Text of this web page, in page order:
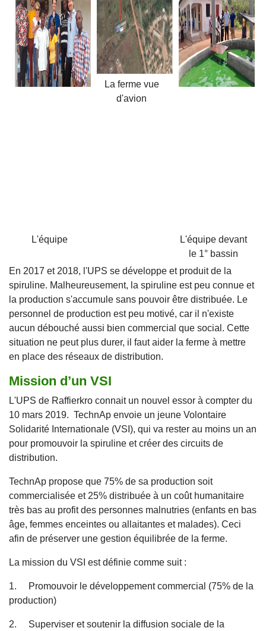
L'équipe
La ferme vue
d'avion
L'équipe devant
le 1° bassin
En 2017 et 2018, l'UPS se développe et produit de la
spiruline. Malheureusement, la spiruline est peu connue et
la production s'accumule sans pouvoir être distribuée. Le
personnel de production est peu motivé, car il n'existe
aucun débouché aussi bien commercial que social. Cette
situation ne peut plus durer, il faut aider la ferme à mettre
en place des réseaux de distribution.
Mission d’un VSI
L'UPS de Raffierkro connait un nouvel essor à compter du
10 mars 2019. TechnAp envoie un jeune Volontaire
Solidarité Internationale (VSI), qui va rester au moins un an
pour promouvoir la spiruline et créer des circuits de
distribution.
TechnAp propose que 75% de sa production soit
commercialisée et 25% distribuée à un coût humanitaire
très bas au profit des personnes malnutries (enfants en bas
âge, femmes enceintes ou allaitantes et malades). Ceci
afin de préserver une gestion équilibrée de la ferme.
La mission du VSI est définie comme suit :
1. Promouvoir le développement commercial (75% de la
production)
2. Superviser et soutenir la diffusion sociale de la